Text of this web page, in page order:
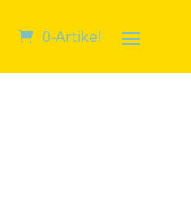
0-Artikel